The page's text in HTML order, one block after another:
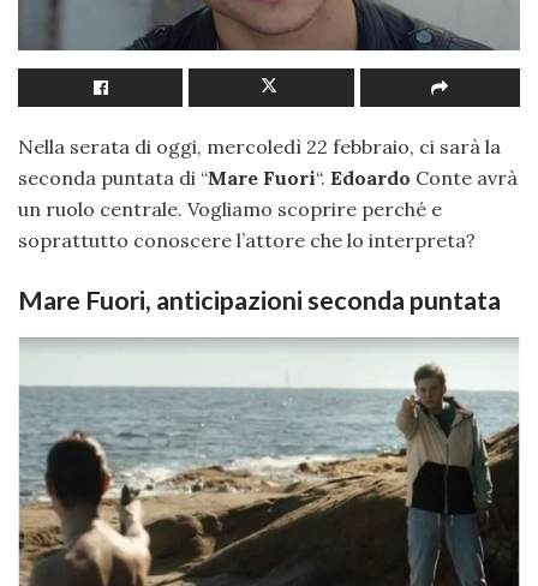
Nella serata di oggi, mercoledì 22 febbraio, ci sarà la
seconda puntata di “Mare Fuori“. Edoardo Conte avrà
un ruolo centrale. Vogliamo scoprire perché e
soprattutto conoscere l’attore che lo interpreta?
Mare Fuori, anticipazioni seconda puntata